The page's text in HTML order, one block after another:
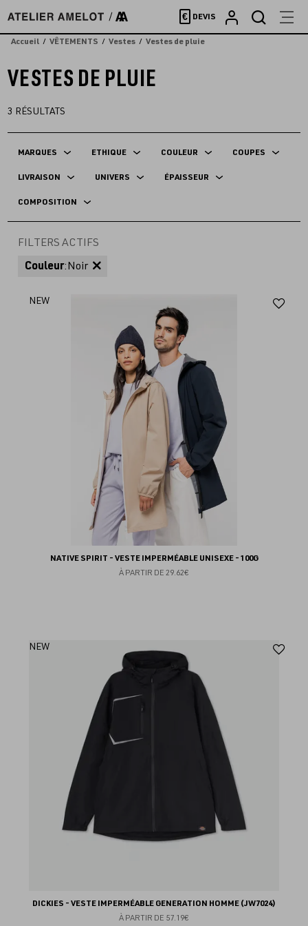
directement
au
€ DEVIS
Accueil VÊTEMENTS Vestes Vestes de pluie
VESTES DE PLUIE
3 RÉSULTATS
MARQUES ETHIQUE COULEUR COUPES
LIVRAISON UNIVERS ÉPAISSEUR
COMPOSITION
FILTERS ACTIFS
Couleur:Noir
NEW
NATIVE SPIRIT - VESTE IMPERMÉABLE UNISEXE - 100G
À PARTIR DE 29.62€
NEW
DICKIES - VESTE IMPERMÉABLE GENERATION HOMME (JW7024)
À PARTIR DE 57.19€